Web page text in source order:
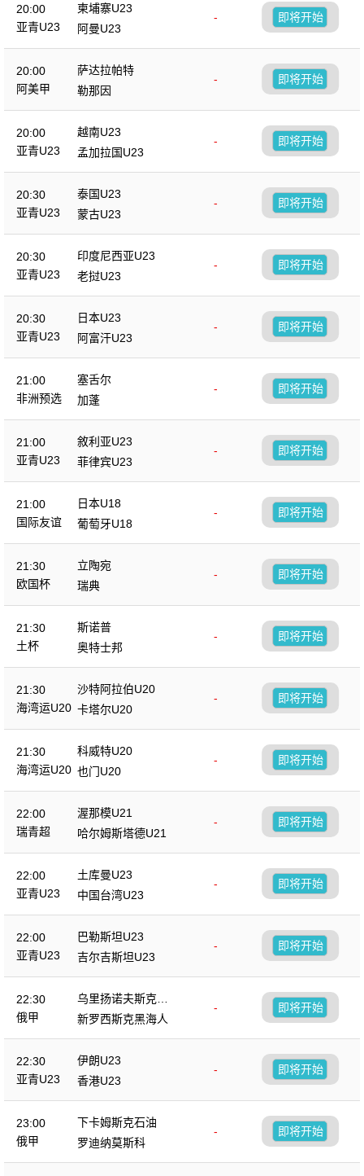
20:00
亚青U23
柬埔寨U23
-
阿曼U23
即将开始
20:00
阿美甲
萨达拉帕特
-
勒那因
即将开始
20:00
亚青U23
越南U23
-
孟加拉国U23
即将开始
20:30
亚青U23
泰国U23
-
蒙古U23
即将开始
20:30
亚青U23
印度尼西亚U23
-
老挝U23
即将开始
20:30
亚青U23
日本U23
-
阿富汗U23
即将开始
21:00
非洲预选
塞舌尔
-
加蓬
即将开始
21:00
亚青U23
敘利亚U23
-
菲律宾U23
即将开始
21:00
国际友谊
日本U18
-
葡萄牙U18
即将开始
21:30
欧国杯
立陶宛
-
瑞典
即将开始
21:30
土杯
斯诺普
-
奥特士邦
即将开始
21:30
海湾运U20
沙特阿拉伯U20
-
卡塔尔U20
即将开始
21:30
海湾运U20
科威特U20
-
也门U20
即将开始
22:00
瑞青超
渥那模U21
-
哈尔姆斯塔德U21
即将开始
22:00
亚青U23
土库曼U23
-
中国台湾U23
即将开始
22:00
亚青U23
巴勒斯坦U23
-
吉尔吉斯坦U23
即将开始
22:30
俄甲
乌里扬诺夫斯克伏
尔加
-
新罗西斯克黑海人
即将开始
22:30
亚青U23
伊朗U23
-
香港U23
即将开始
23:00
俄甲
下卡姆斯克石油
-
罗迪纳莫斯科
即将开始